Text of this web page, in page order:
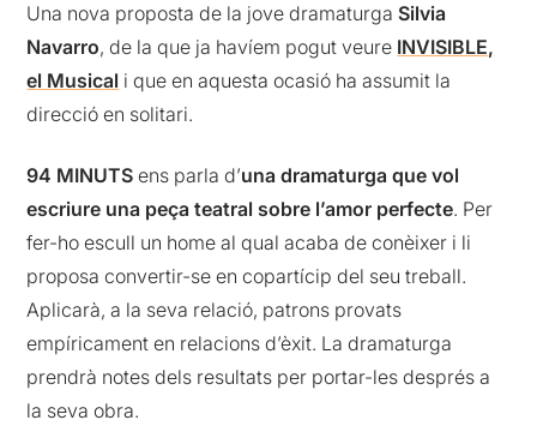
Una nova proposta de la jove dramaturgaSilvia
Navarro, de la que ja havíem pogut veure INVISIBLE,
el Musical i que en aquesta ocasió ha assumit la
direcció en solitari.
94 MINUTS ens parla d’una dramaturga que vol
escriure una peça teatral sobre l’amor perfecte. Per
fer-ho escull un home al qual acaba de conèixer i li
proposa convertir-se en copartícip del seu treball.
Aplicarà, a la seva relació, patrons provats
empíricament en relacions d’èxit. La dramaturga
prendrà notes dels resultats per portar-les després a
la seva obra.